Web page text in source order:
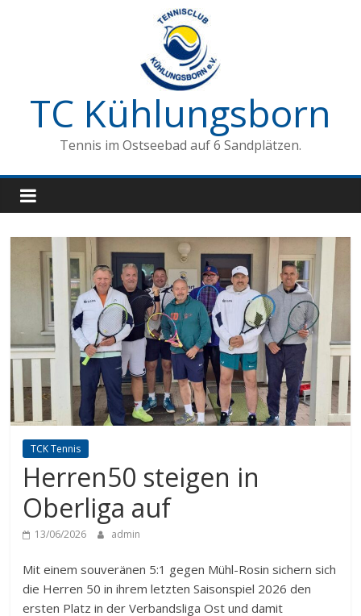
TC Kühlungsborn
Tennis im Ostseebad auf 6 Sandplätzen.
TCK Tennis
Herren50 steigen in
Oberliga auf
13/06/2026 admin
Mit einem souveränen 5:1 gegen Mühl-Rosin sichern sich
die Herren 50 in ihrem letzten Saisonspiel 2026 den
ersten Platz in der Verbandsliga Ost und damit